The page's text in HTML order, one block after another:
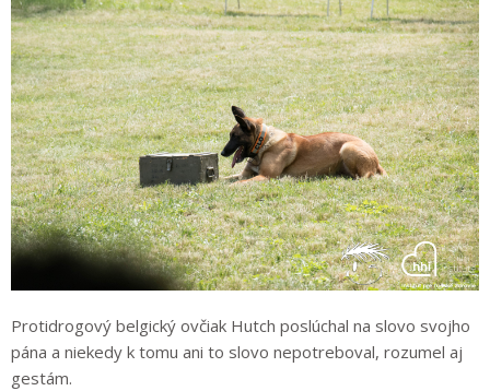
Protidrogový belgický ovčiak Hutch poslúchal na slovo svojho
pána a niekedy k tomu ani to slovo nepotreboval, rozumel aj
gestám.